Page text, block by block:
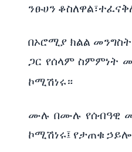
ንፁሀን
በኦሮሚያ ክልል መንግስት
ጋር የሰላም ስምምነት
ኮሚሽነሩ።
ሙሉ በሙሉ የሰብዓዊ
ኮሚሽነሩ፤ የታጠቁ